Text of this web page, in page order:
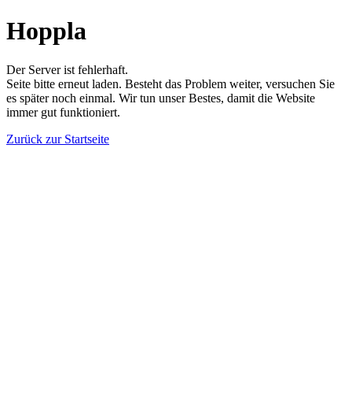
Hoppla
Der Server ist fehlerhaft.
Seite bitte erneut laden. Besteht das Problem weiter, versuchen Sie
es später noch einmal. Wir tun unser Bestes, damit die Website
immer gut funktioniert.
Zurück zur Startseite